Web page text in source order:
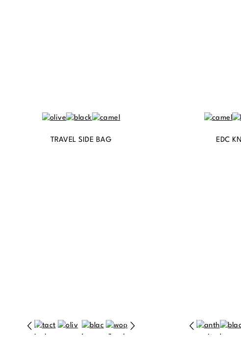
TRAVEL SIDE BAG EDC